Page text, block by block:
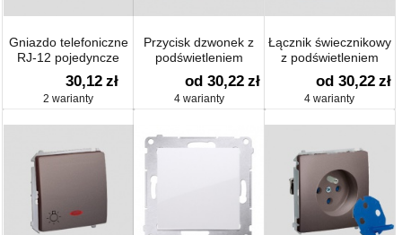
Gniazdo telefoniczne
RJ-12 pojedyncze
30,12 zł
2 warianty
Przycisk dzwonek z
podświetleniem
(moduł)
od 30,22 zł
4 warianty
Łącznik świecznikowy
z podświetleniem
(moduł)
od 30,22 zł
4 warianty